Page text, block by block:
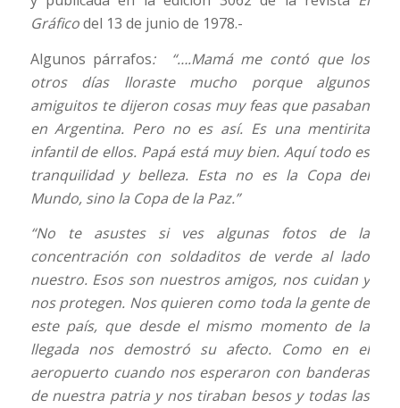
Gráficodel 13 de junio de 1978.-
Algunos párrafos: “….Mamá me contó que los
otros días lloraste mucho porque algunos
amiguitos te dijeron cosas muy feas que pasaban
en Argentina. Pero no es así. Es una mentirita
infantil de ellos. Papá está muy bien. Aquí todo es
tranquilidad y belleza. Esta no es la Copa del
Mundo, sino la Copa de la Paz.”
“No te asustes si ves algunas fotos de la
concentración con soldaditos de verde al lado
nuestro. Esos son nuestros amigos, nos cuidan y
nos protegen. Nos quieren como toda la gente de
este país, que desde el mismo momento de la
llegada nos demostró su afecto. Como en el
aeropuerto cuando nos esperaron con banderas
de nuestra patria y nos tiraban besos y todas las